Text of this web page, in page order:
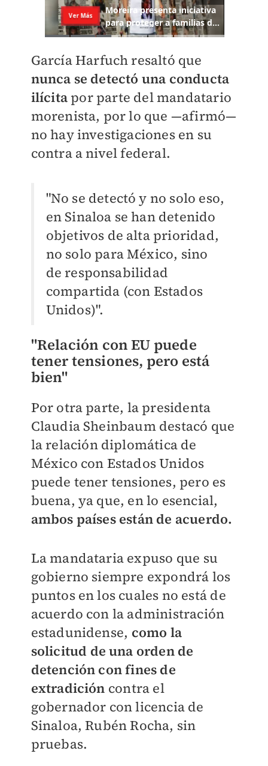
García Harfuch resaltó que
nunca se detectó una conducta
ilícita por parte del mandatario
morenista, por lo que —afirmó—
no hay investigaciones en su
contra a nivel federal.
"No se detectó y no solo eso,
en Sinaloa se han detenido
objetivos de alta prioridad,
no solo para México, sino
de responsabilidad
compartida (con Estados
Unidos)".
"Relación con EU puede
tener tensiones, pero está
bien"
Por otra parte, la presidenta
Claudia Sheinbaum destacó que
la relación diplomática de
México con Estados Unidos
puede tener tensiones, pero es
buena, ya que, en lo esencial,
ambos países están de acuerdo.
La mandataria expuso que su
gobierno siempre expondrá los
puntos en los cuales no está de
acuerdo con la administración
estadunidense, como la
solicitud de una orden de
detención con fines de
extradición contra el
gobernador con licencia de
Sinaloa, Rubén Rocha, sin
pruebas.